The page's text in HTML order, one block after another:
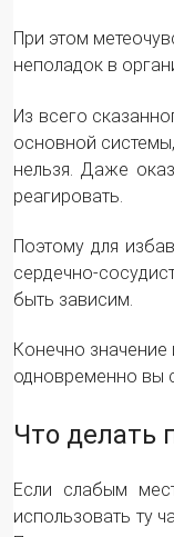
При этом
неполадок в
Из всего
основной
нельзя. Даже
реагировать.
Поэтому для
сердечно-
быть зависим.
Конечно
одновременно вы
Что делать
Если слабым
использовать ту